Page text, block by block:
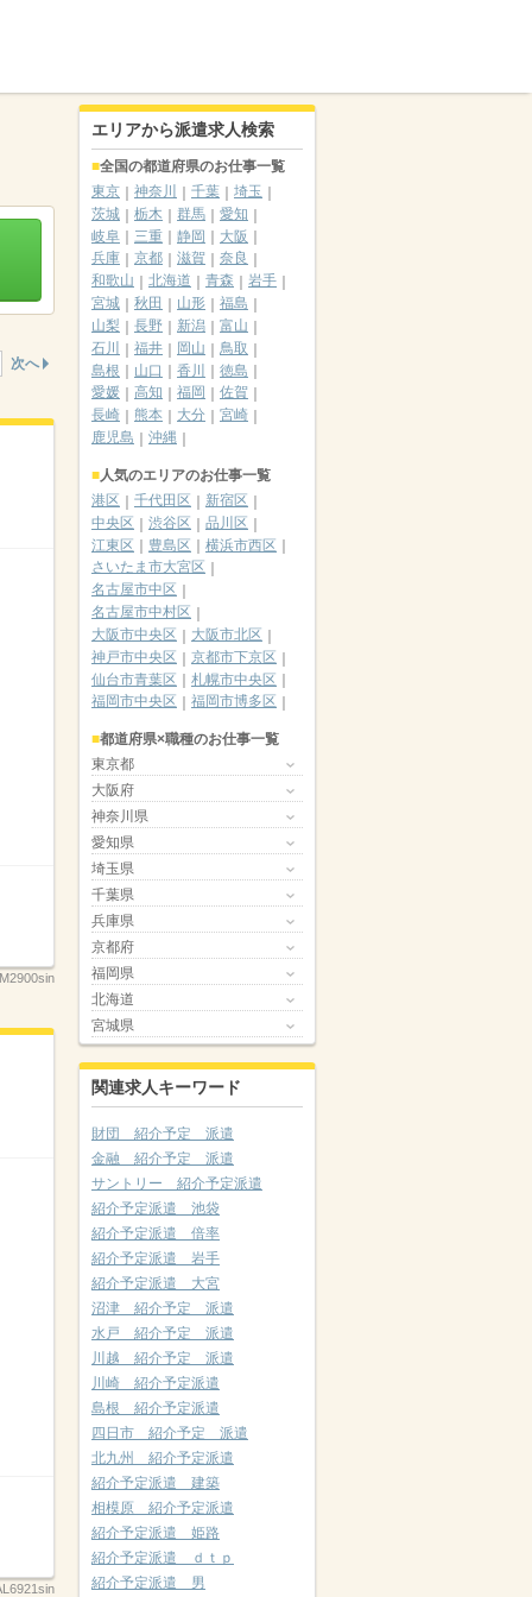
次へ
エリアから派遣求人検索
全国の都道府県のお仕事一覧
東京
神奈川 千葉
埼玉
茨城
栃木 群馬
愛知
岐阜
三重 静岡
大阪
兵庫
京都 滋賀
奈良
和歌山
北海道 青森
岩手
宮城
秋田 山形
福島
山梨
長野 新潟
富山
石川
福井 岡山
鳥取
島根
山口 香川
徳島
愛媛
高知 福岡
佐賀
長崎
熊本 大分
宮崎
鹿児島
沖縄
人気のエリアのお仕事一覧
港区
千代田区
新宿区
中央区
渋谷区
品川区
江東区
豊島区
横浜市西区
さいたま市大宮区
名古屋市中区
名古屋市中村区
大阪市中央区
大阪市北区
神戸市中央区
京都市下京区
仙台市青葉区
札幌市中央区
福岡市中央区
福岡市博多区
都道府県×職種のお仕事一覧
東京都
大阪府
神奈川県
愛知県
埼玉県
千葉県
兵庫県
京都府
福岡県
北海道
宮城県
関連求人キーワード
財団 紹介予定 派遣
金融 紹介予定 派遣
サントリー 紹介予定派遣
紹介予定派遣 池袋
紹介予定派遣 倍率
紹介予定派遣 岩手
紹介予定派遣 大宮
沼津 紹介予定 派遣
水戸 紹介予定 派遣
川越 紹介予定 派遣
川崎 紹介予定派遣
島根 紹介予定派遣
四日市 紹介予定 派遣
北九州 紹介予定派遣
紹介予定派遣 建築
相模原 紹介予定派遣
紹介予定派遣 姫路
紹介予定派遣 ｄｔｐ
紹介予定派遣 男